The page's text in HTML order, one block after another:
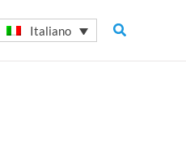
Italiano Cerca